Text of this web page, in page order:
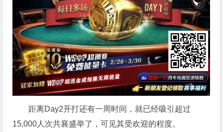
距离Day2开打还有一周时间，就已经吸引超过
15,000人次共襄盛举了，可见其受欢迎的程度。